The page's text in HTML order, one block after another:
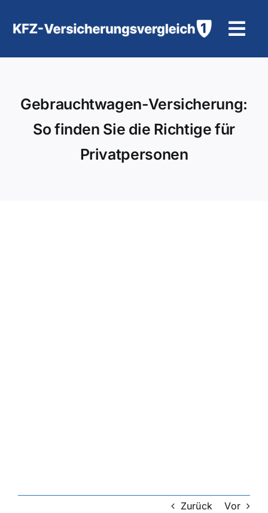
Inhalt
Motorradversicherung
Gebrauchtwagen-Versicherung:
So finden Sie die Richtige für
Privatpersonen
Zurück Vor